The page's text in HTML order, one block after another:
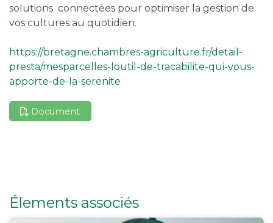
solutions connectées pour optimiser la gestion de
vos cultures au quotidien.
https://bretagne.chambres-agriculture.fr/detail-
presta/mesparcelles-loutil-de-tracabilite-qui-vous-
apporte-de-la-serenite
Document
Élements associés